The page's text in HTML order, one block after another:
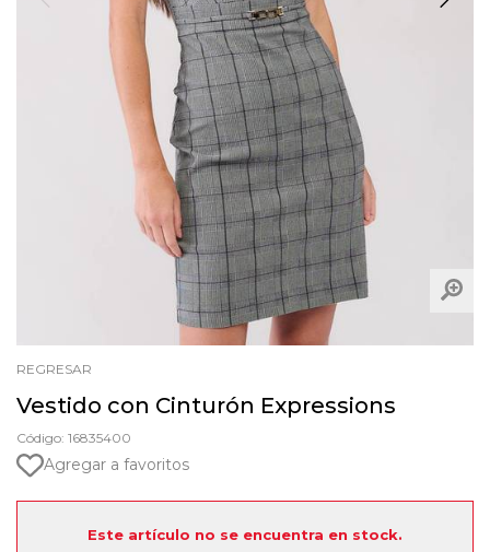
REGRESAR
Vestido con Cinturón Expressions
Código: 16835400
Agregar a favoritos
Este artículo no se encuentra en stock.